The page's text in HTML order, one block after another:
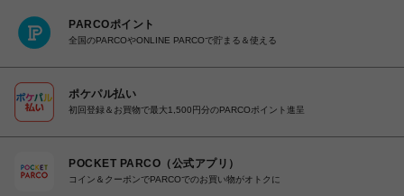
PARCOポイント
全国のPARCOやONLINE PARCOで貯まる＆使える
ポケパル払い
初回登録＆お買物で最大1,500円分のPARCOポイント進呈
POCKET PARCO（公式アプリ）
コイン＆クーポンでPARCOでのお買い物がオトクに